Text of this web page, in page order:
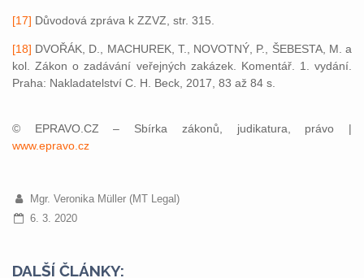
[17] Důvodová zpráva k ZZVZ, str. 315.
[18] DVOŘÁK, D., MACHUREK, T., NOVOTNÝ, P., ŠEBESTA, M. a
kol. Zákon o zadávání veřejných zakázek. Komentář. 1. vydání.
Praha: Nakladatelství C. H. Beck, 2017, 83 až 84 s.
© EPRAVO.CZ – Sbírka zákonů, judikatura, právo |
www.epravo.cz
Mgr. Veronika Müller (MT Legal)
6. 3. 2020
DALŠÍ ČLÁNKY: